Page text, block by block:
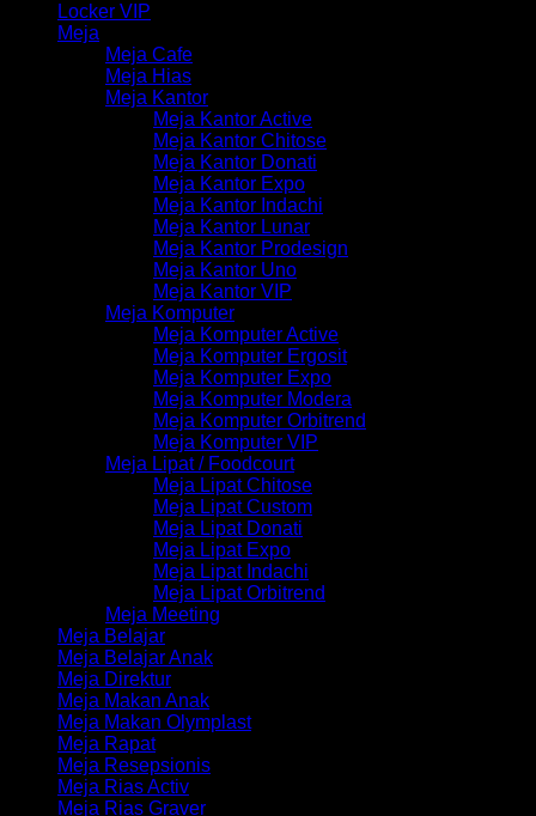
Locker VIP
Meja
Meja Cafe
Meja Hias
Meja Kantor
Meja Kantor Active
Meja Kantor Chitose
Meja Kantor Donati
Meja Kantor Expo
Meja Kantor Indachi
Meja Kantor Lunar
Meja Kantor Prodesign
Meja Kantor Uno
Meja Kantor VIP
Meja Komputer
Meja Komputer Active
Meja Komputer Ergosit
Meja Komputer Expo
Meja Komputer Modera
Meja Komputer Orbitrend
Meja Komputer VIP
Meja Lipat / Foodcourt
Meja Lipat Chitose
Meja Lipat Custom
Meja Lipat Donati
Meja Lipat Expo
Meja Lipat Indachi
Meja Lipat Orbitrend
Meja Meeting
Meja Belajar
Meja Belajar Anak
Meja Direktur
Meja Makan Anak
Meja Makan Olymplast
Meja Rapat
Meja Resepsionis
Meja Rias Activ
Meja Rias Graver